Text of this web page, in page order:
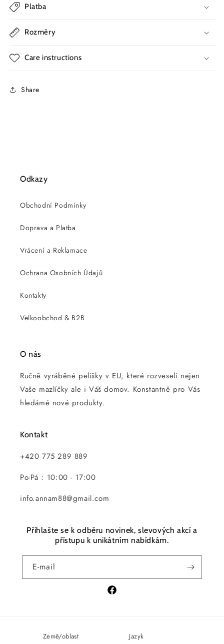
Platba
Rozměry
Care instructions
Share
Odkazy
Obchodní Podmínky
Doprava a Platba
Vrácení a Reklamace
Ochrana Osobních Údajů
Kontakty
Velkoobchod & B2B
O nás
Ručně vyráběné pelíšky v EU, které rozveselí nejen
Vaše mazlíčky ale i Váš domov. Konstantně pro Vás
hledámé nové produkty.
Kontakt
+420 775 289 889
Po-Pá : 10:00 - 17:00
info.annam88@gmail.com
Přihlašte se k odběru novinek, slevových akcí a
přístupu k unikátním nabídkám.
E-mail
Facebook
Země/oblast Jazyk